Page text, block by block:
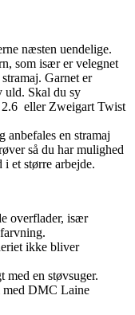
næsten uendelige.
som især er velegnet
Garnet er
uld. Skal du sy
2.6 eller Zweigart Twist
anbefales en stramaj
så du har mulighed
et større arbejde.
overflader, især
ikke bliver
med en støvsuger.
med DMC Laine